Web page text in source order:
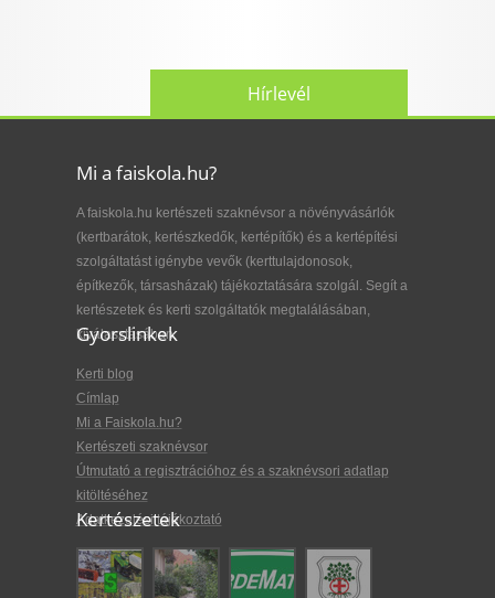
Hírlevél
Mi a faiskola.hu?
A faiskola.hu kertészeti szaknévsor a növényvásárlók
(kertbarátok, kertészkedők, kertépítők) és a kertépítési
szolgáltatást igénybe vevők (kerttulajdonosok,
építkezők, társasházak) tájékoztatására szolgál. Segít a
kertészetek és kerti szolgáltatók megtalálásában,
kiválasztásában.
Gyorslinkek
Kerti blog
Címlap
Mi a Faiskola.hu?
Kertészeti szaknévsor
Útmutató a regisztrációhoz és a szaknévsori adatlap
kitöltéséhez
Adatkezelési tájékoztató
Kertészetek